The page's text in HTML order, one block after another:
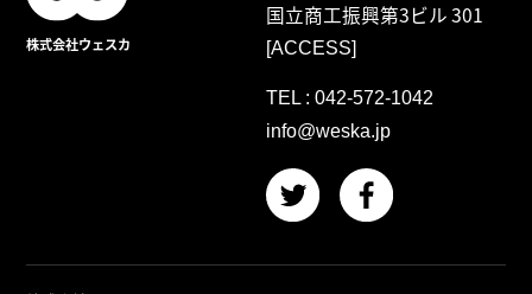
株式会社ウェスカ
国立商工振興第3ビル 301
[ACCESS]
TEL :042-572-1042
info@weska.jp